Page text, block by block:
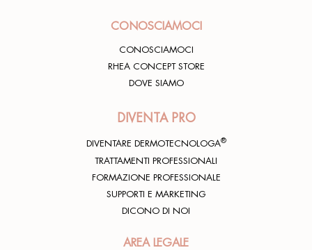
CONOSCIAMOCI
CONOSCIAMOCI
RHEA CONCEPT STORE
DOVE SIAMO
DIVENTA PRO
DIVENTARE DERMOTECNOLOGA®
TRATTAMENTI PROFESSIONALI
FORMAZIONE PROFESSIONALE
SUPPORTI E MARKETING
DICONO DI NOI
AREA LEGALE